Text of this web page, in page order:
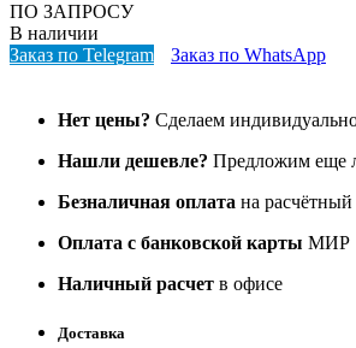
ПО ЗАПРОСУ
В наличии
Заказ по Telegram
Заказ по WhatsApp
Нет цены? Сделаем
Нашли дешевле? Предложим еще
Безналичная оплата на
Оплата с банковской карты МИР
Наличный расчет в офисе
Доставка